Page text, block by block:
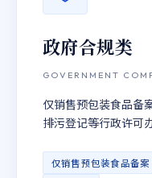
政府合规类
GOVERNMENT
仅销售预包装食品备
排污登记等行政许可
仅销售预包装食品备案